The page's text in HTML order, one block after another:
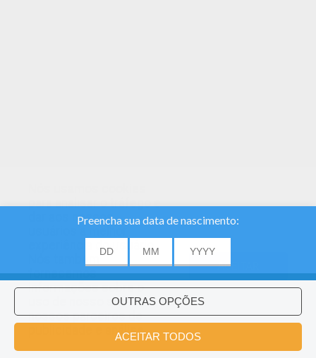
para analisar o tráfego e
dar aos nossos
experiência do usuário.
fornecemos
informações sobre o
uso de nosso site
nossos parceiros de
publicidade e análise.
ACEITAR